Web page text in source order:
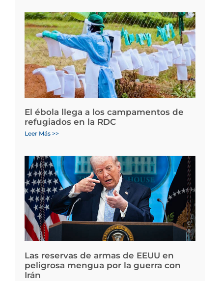
El ébola llega a los campamentos de
refugiados en la RDC
Leer Más >>
Las reservas de armas de EEUU en
peligrosa mengua por la guerra con
Irán